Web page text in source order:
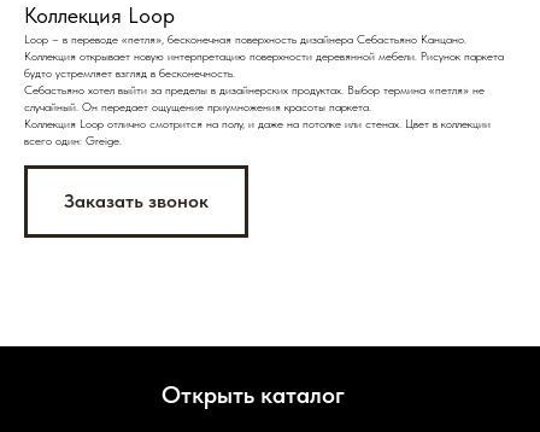
Коллекция Loop
Loop – в переводе «петля», бесконечная поверхность дизайнера Себастьяно Канцано.
Коллекция открывает новую интерпретацию поверхности деревянной мебели. Рисунок паркета
будто устремляет взгляд в бесконечность.
Себастьяно хотел выйти за пределы в дизайнерских продуктах. Выбор термина «петля» не
случайный. Он передает ощущение приумножения красоты паркета.
Коллекция Loop отлично смотрится на полу, и даже на потолке или стенах. Цвет в коллекции
всего один: Greige.
Заказать звонок
Открыть каталог